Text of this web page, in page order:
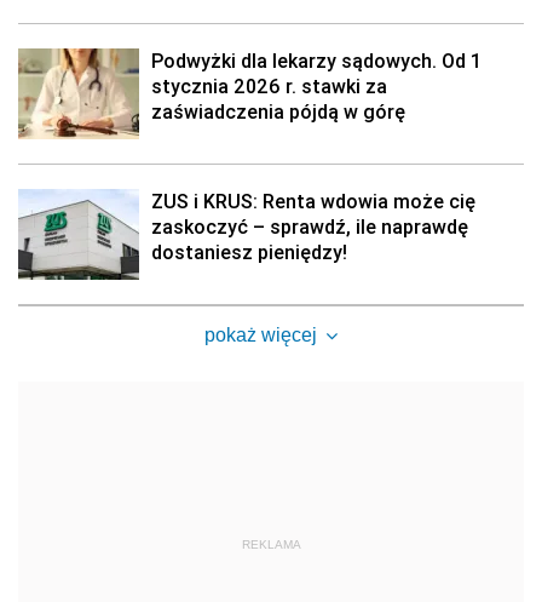
Podwyżki dla lekarzy sądowych. Od 1
stycznia 2026 r. stawki za
zaświadczenia pójdą w górę
ZUS i KRUS: Renta wdowia może cię
zaskoczyć – sprawdź, ile naprawdę
dostaniesz pieniędzy!
pokaż więcej
REKLAMA